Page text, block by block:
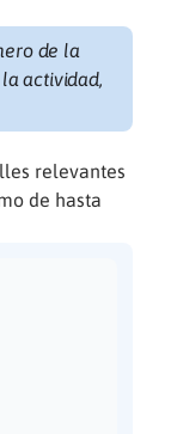
de la
actividad,
relevantes
de hasta